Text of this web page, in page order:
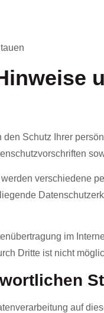
Schutz Ihrer
verschiedene
im
Dritte ist nicht
auf